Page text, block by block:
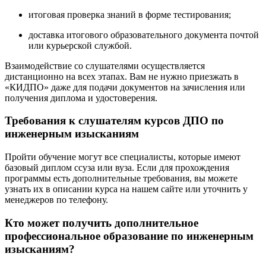
итоговая проверка знаний в форме тестирования;
доставка итогового образовательного документа почтой
или курьерской службой.
Взаимодействие со слушателями осуществляется
дистанционно на всех этапах. Вам не нужно приезжать в
«КИДПО» даже для подачи документов на зачисления или
получения диплома и удостоверения.
Требования к слушателям курсов ДПО по
инженерным изысканиям
Пройти обучение могут все специалисты, которые имеют
базовый диплом ссуза или вуза. Если для прохождения
программы есть дополнительные требования, вы можете
узнать их в описании курса на нашем сайте или уточнить у
менеджеров по телефону.
Кто может получить дополнительное
профессиональное образование по инженерным
изысканиям?